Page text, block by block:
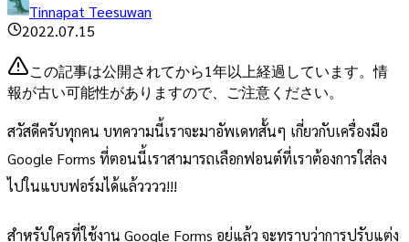
Tinnapat Teesuwan
2022.07.15
この記事は公開されてから1年以上経過しています。情
報が古い可能性がありますので、ご注意ください。
สวัสดีครับทุกคน บทความนี้เราจะมาอัพเดทสั้นๆ เกี่ยวกับเครื่องมือ
Google Forms ที่ตอนนี้เราสามารถเลือกฟอนต์ที่เราต้องการใส่ลง
ไปในแบบฟอร์มได้แล้วววว!!!
สำหรับใครที่ใช้งาน Google Forms อยู่แล้ว จะทราบว่าการปรับแต่ง